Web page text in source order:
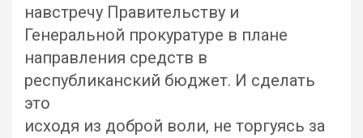
навстречу Правительству и
Генеральной прокуратуре в плане
направления средств в
республиканский бюджет. И сделать
это
исходя из доброй воли, не торгуясь за